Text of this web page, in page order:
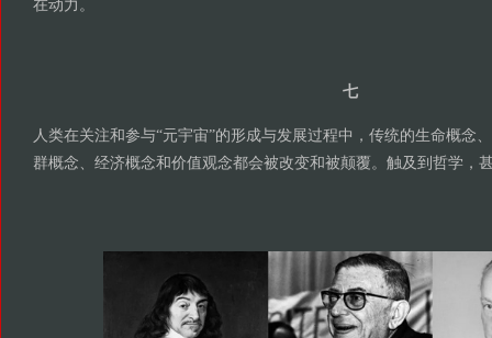
在动力。
七
人类在关注和参与“元宇宙”的形成与发展过程中，传统的生命概念
群概念、经济概念和价值观念都会被改变和被颠覆。触及到哲学，